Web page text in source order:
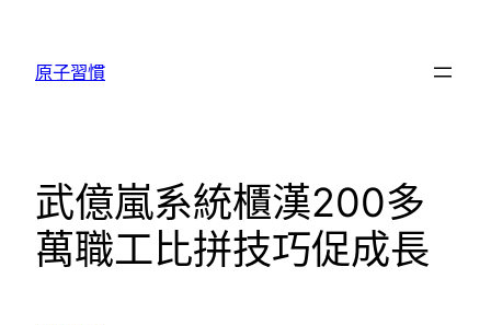
原子習慣
武億嵐系統櫃漢200多
萬職工比拼技巧促成長